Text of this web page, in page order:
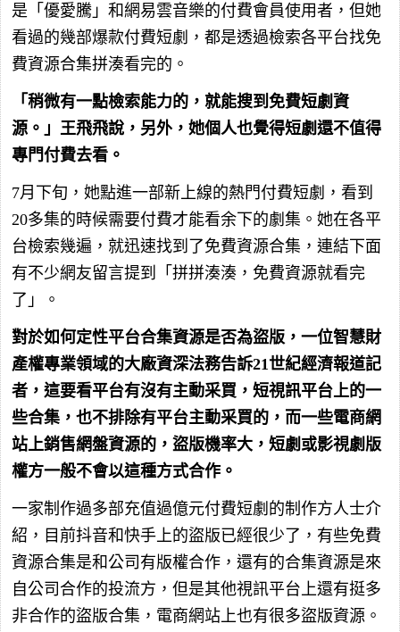
是「優愛騰」和網易雲音樂的付費會員使用者，但她
看過的幾部爆款付費短劇，都是透過檢索各平台找免
費資源合集拼湊看完的。
「稍微有一點檢索能力的，就能搜到免費短劇資
源。」王飛飛說，另外，她個人也覺得短劇還不值得
專門付費去看。
7月下旬，她點進一部新上線的熱門付費短劇，看到
20多集的時候需要付費才能看余下的劇集。她在各平
台檢索幾遍，就迅速找到了免費資源合集，連結下面
有不少網友留言提到「拼拼湊湊，免費資源就看完
了」。
對於如何定性平台合集資源是否為盜版，一位智慧財
產權專業領域的大廠資深法務告訴21世紀經濟報道記
者，這要看平台有沒有主動采買，短視訊平台上的一
些合集，也不排除有平台主動采買的，而一些電商網
站上銷售網盤資源的，盜版機率大，短劇或影視劇版
權方一般不會以這種方式合作。
一家制作過多部充值過億元付費短劇的制作方人士介
紹，目前抖音和快手上的盜版已經很少了，有些免費
資源合集是和公司有版權合作，還有的合集資源是來
自公司合作的投流方，但是其他視訊平台上還有挺多
非合作的盜版合集，電商網站上也有很多盜版資源。